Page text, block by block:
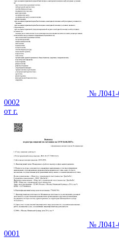
№ Л041-
0002
от г.
№ Л041-
0001